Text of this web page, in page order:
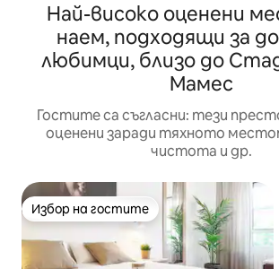
Най-високо оценени
наем, подходящи за
любимци, близо до
Мамес
Гостите са съгласни: тези
оценени заради тяхното
чистота и др.
Избор на гостите
Избор на гостите